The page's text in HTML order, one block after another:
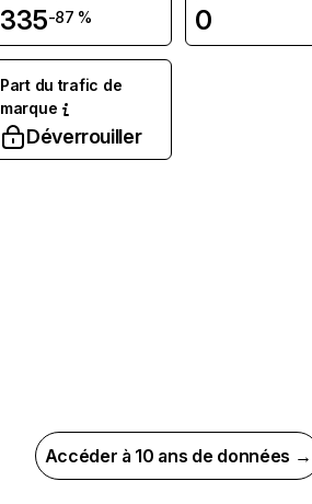
335-87 % 0
Part du trafic de
marque
Déverrouiller
Accéder à 10 ans de données →